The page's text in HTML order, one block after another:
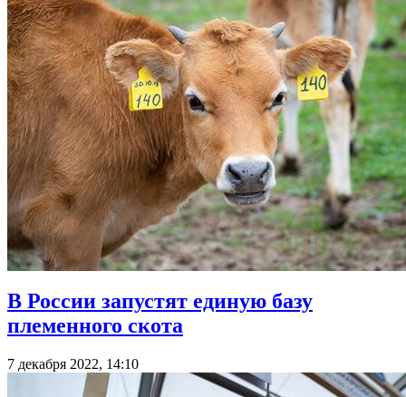
В России запустят единую базу
племенного скота
7 декабря 2022, 14:10